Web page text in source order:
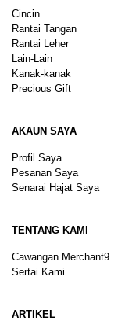
Cincin
Rantai Tangan
Rantai Leher
Lain-Lain
Kanak-kanak
Precious Gift
AKAUN SAYA
Profil Saya
Pesanan Saya
Senarai Hajat Saya
TENTANG KAMI
Cawangan Merchant9
Sertai Kami
ARTIKEL